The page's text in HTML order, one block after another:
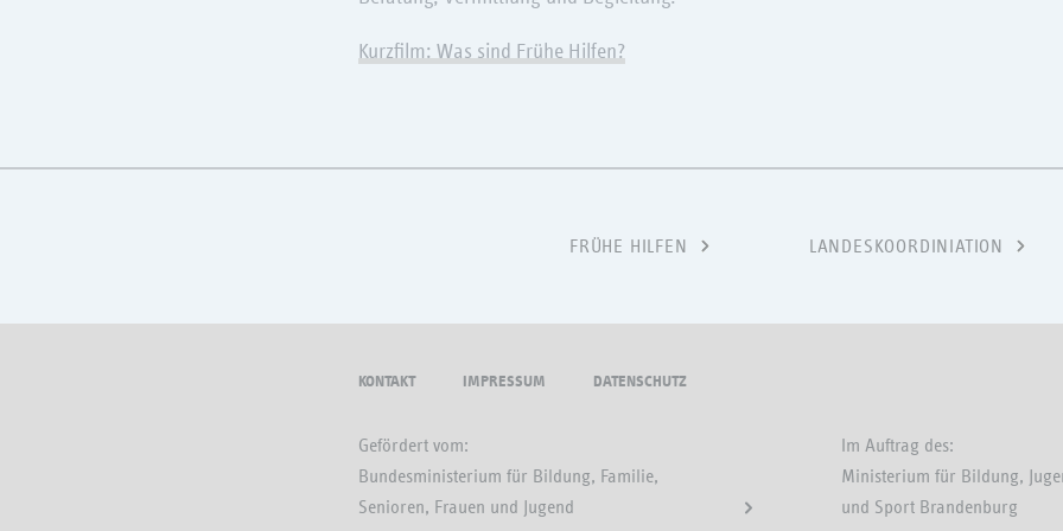
Kurzfilm: Was sind Frühe Hilfen?
FRÜHE HILFEN LANDESKOORDINIATION
KONTAKT IMPRESSUM DATENSCHUTZ
Gefördert vom:
Bundesministerium für Bildung, Familie,
Senioren, Frauen und Jugend
Im Auftrag des:
Ministerium für Bildung,
und Sport Brandenburg